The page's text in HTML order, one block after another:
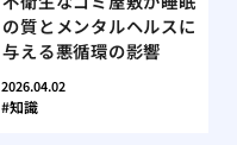
の質とメンタルヘルスに
与える悪循環の影響
2026.04.02
知識